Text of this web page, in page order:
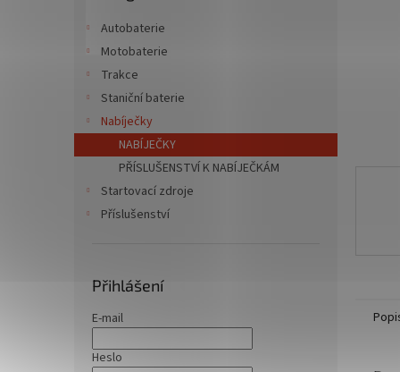
Autobaterie
Motobaterie
Trakce
Staniční baterie
Nabíječky
NABÍJEČKY
PŘÍSLUŠENSTVÍ K NABÍJEČKÁM
Startovací zdroje
Příslušenství
Přihlášení
E-mail
Heslo